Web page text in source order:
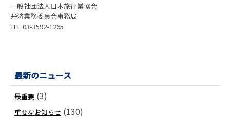
一般社団法人日本旅行業協会
弁済業務委員会事務局
TEL:03-3592-1265
最新のニュース
最重要 (3)
重要なお知らせ (130)